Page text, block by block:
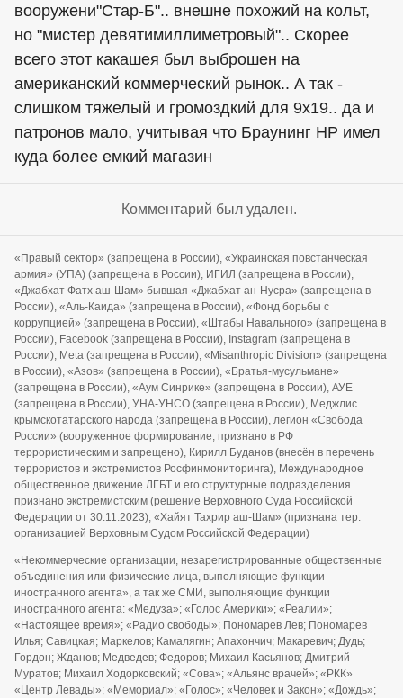
вооружени"Стар-Б".. внешне похожий на кольт,
но "мистер девятимиллиметровый".. Скорее
всего этот какашея был выброшен на
американский коммерческий рынок.. А так -
слишком тяжелый и громоздкий для 9х19.. да и
патронов мало, учитывая что Браунинг HP имел
куда более емкий магазин
Комментарий был удален.
«Правый сектор» (запрещена в России), «Украинская повстанческая
армия» (УПА) (запрещена в России), ИГИЛ (запрещена в России),
«Джабхат Фатх аш-Шам» бывшая «Джабхат ан-Нусра» (запрещена в
России), «Аль-Каида» (запрещена в России), «Фонд борьбы с
коррупцией» (запрещена в России), «Штабы Навального» (запрещена в
России), Facebook (запрещена в России), Instagram (запрещена в
России), Meta (запрещена в России), «Misanthropic Division» (запрещена
в России), «Азов» (запрещена в России), «Братья-мусульмане»
(запрещена в России), «Аум Синрике» (запрещена в России), АУЕ
(запрещена в России), УНА-УНСО (запрещена в России), Меджлис
крымскотатарского народа (запрещена в России), легион «Свобода
России» (вооруженное формирование, признано в РФ
террористическим и запрещено), Кирилл Буданов (внесён в перечень
террористов и экстремистов Росфинмониторинга), Международное
общественное движение ЛГБТ и его структурные подразделения
признано экстремистским (решение Верховного Суда Российской
Федерации от 30.11.2023), «Хайят Тахрир аш-Шам» (признана тер.
организацией Верховным Судом Российской Федерации)
«Некоммерческие организации, незарегистрированные общественные
объединения или физические лица, выполняющие функции
иностранного агента», а так же СМИ, выполняющие функции
иностранного агента: «Медуза»; «Голос Америки»; «Реалии»;
«Настоящее время»; «Радио свободы»; Пономарев Лев; Пономарев
Илья; Савицкая; Маркелов; Камалягин; Апахончич; Макаревич; Дудь;
Гордон; Жданов; Медведев; Федоров; Михаил Касьянов; Дмитрий
Муратов; Михаил Ходорковский; «Сова»; «Альянс врачей»; «РКК»
«Центр Левады»; «Мемориал»; «Голос»; «Человек и Закон»; «Дождь»;